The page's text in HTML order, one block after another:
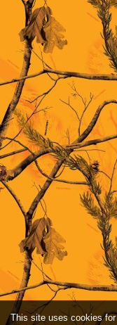
This site uses cookies